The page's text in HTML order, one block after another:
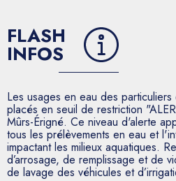
FLASH
INFOS
Les usages en eau des
placés en seuil de restriction
Mûrs-Érigné. Ce niveau d'alerte
tous les prélèvements en eau et
impactant les milieux aquatiques.
d’arrosage, de remplissage et de
de lavage des véhicules et